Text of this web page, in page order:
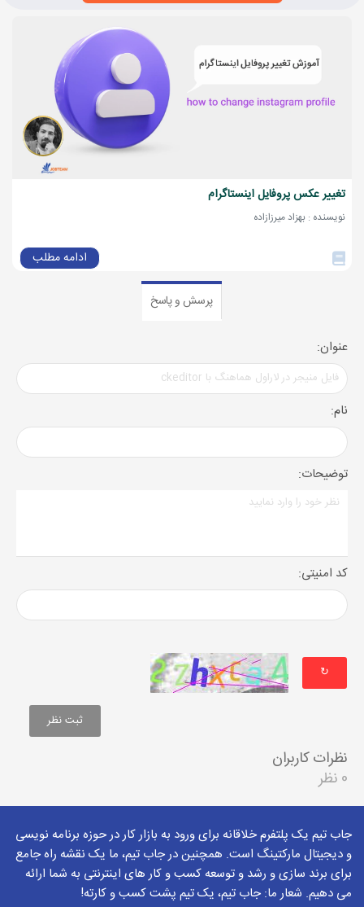
تغییر عکس پروفایل اینستاگرام
نویسنده : بهزاد میرزازاده
ادامه مطلب
پرسش و پاسخ
عنوان:
نام:
توضیحات:
کد امنیتی:
↻
نظرات کاربران
0 نظر
جاب تیم یک پلتفرم خلاقانه برای ورود به بازار کار در حوزه برنامه نویسی
و دیجیتال مارکتینگ است. همچنین در جاب تیم، ما یک نقشه راه جامع
برای برند سازی و رشد و توسعه کسب و کار های اینترنتی به شما ارائه
می دهیم. شعار ما: جاب تیم، یک تیم پشت کسب و کارته!